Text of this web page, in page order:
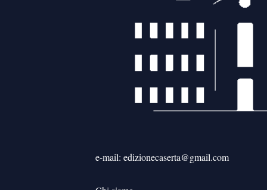
e-mail: edizionecaserta@gmail.com